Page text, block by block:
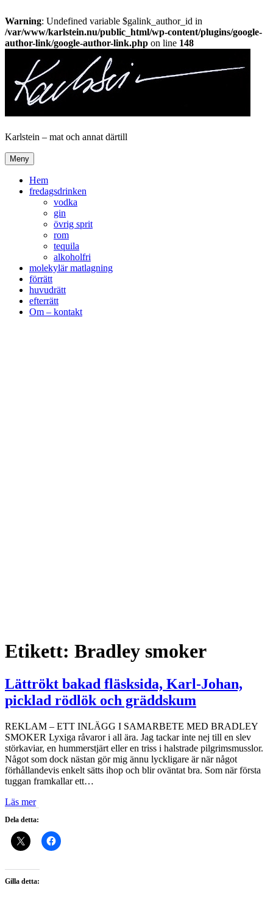
Warning: Undefined variable $galink_author_id in
/var/www/karlstein.nu/public_html/wp-content/plugins/google-
author-link/google-author-link.php on line 148
innehåll
Karlstein – mat och annat därtill
Meny
Hem
fredagsdrinken
vodka
gin
övrig sprit
rom
tequila
alkoholfri
molekylär matlagning
förrätt
huvudrätt
efterrätt
Om – kontakt
Etikett: Bradley smoker
Lättrökt bakad fläsksida, Karl-Johan,
picklad rödlök och gräddskum
REKLAM – ETT INLÄGG I SAMARBETE MED BRADLEY
SMOKER Lyxiga råvaror i all ära. Jag tackar inte nej till en slev
störkaviar, en hummerstjärt eller en triss i halstrade pilgrimsmusslor.
Något som dock nästan gör mig ännu lyckligare är när något
förhållandevis enkelt sätts ihop och blir oväntat bra. Som när första
tuggan framkallar ett…
Läs mer
Dela detta:
Gilla detta: